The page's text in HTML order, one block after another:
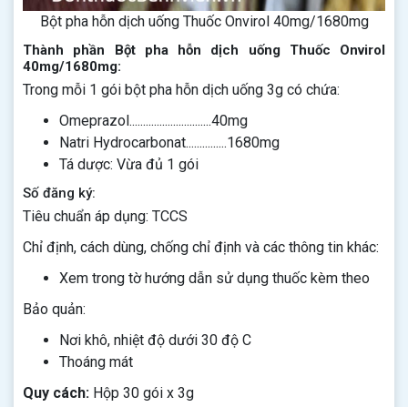
Bột pha hỗn dịch uống Thuốc Onvirol 40mg/1680mg
Thành phần Bột pha hỗn dịch uống Thuốc Onvirol
40mg/1680mg:
Trong mỗi 1 gói bột pha hỗn dịch uống 3g có chứa:
Omeprazol..............................40mg
Natri Hydrocarbonat...............1680mg
Tá dược: Vừa đủ 1 gói
Số đăng ký:
Tiêu chuẩn áp dụng: TCCS
Chỉ định, cách dùng, chống chỉ định và các thông tin khác:
Xem trong tờ hướng dẫn sử dụng thuốc kèm theo
Bảo quản:
Nơi khô, nhiệt độ dưới 30 độ C
Thoáng mát
Quy cách: Hộp 30 gói x 3g